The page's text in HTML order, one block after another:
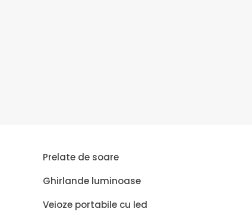
Prelate de soare
Ghirlande luminoase
Veioze portabile cu led